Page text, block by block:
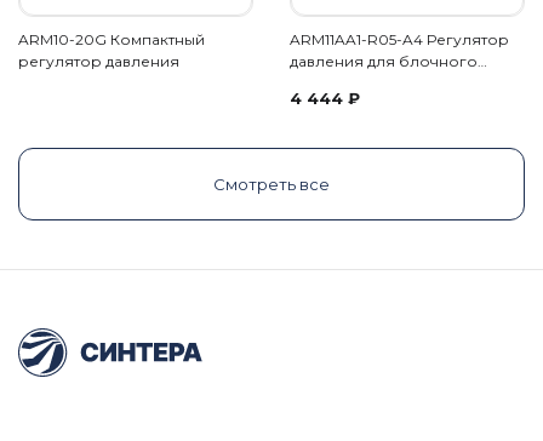
ARM10-20G Компактный
регулятор давления
ARM11AA1-R05-A4 Регулятор
давления для блочного…
4 444 ₽
Смотреть все